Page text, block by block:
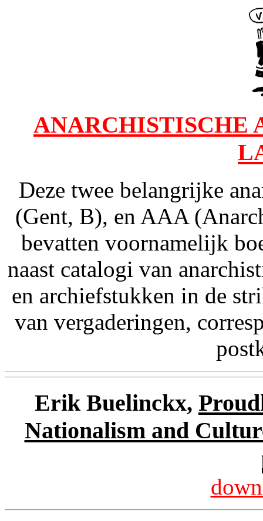
ANARCHISTISCHE
Deze twee belangrijke
(Gent, B), en AAA
bevatten voornamelijk
naast catalogi van
en archiefstukken in de
van vergaderingen,
Erik Buelinckx,
Nationalism and